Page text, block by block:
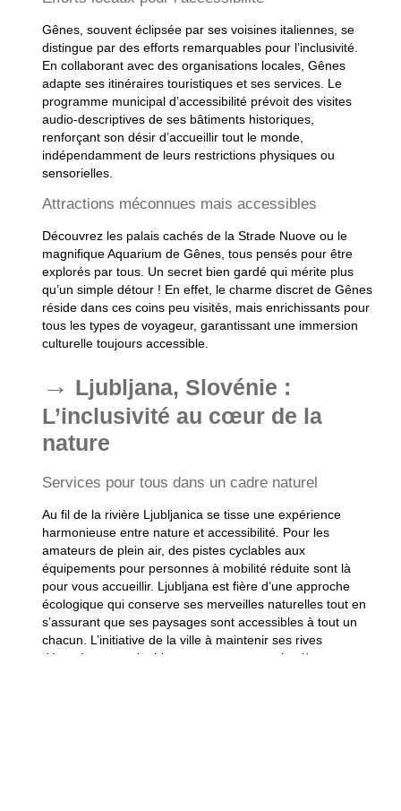
Gênes, souvent éclipsée par ses voisines italiennes, se
distingue par des efforts remarquables pour l’inclusivité.
En collaborant avec des organisations locales, Gênes
adapte ses itinéraires touristiques et ses services. Le
programme municipal d’accessibilité prévoit des visites
audio-descriptives de ses bâtiments historiques,
renforçant son désir d’accueillir tout le monde,
indépendamment de leurs restrictions physiques ou
sensorielles.
Attractions méconnues mais accessibles
Découvrez les palais cachés de la Strade Nuove ou le
magnifique Aquarium de Gênes, tous pensés pour être
explorés par tous. Un secret bien gardé qui mérite plus
qu’un simple détour ! En effet, le charme discret de Gênes
réside dans ces coins peu visités, mais enrichissants pour
tous les types de voyageur, garantissant une immersion
culturelle toujours accessible.
Ljubljana, Slovénie :
L’inclusivité au cœur de la
nature
Services pour tous dans un cadre naturel
Au fil de la rivière Ljubljanica se tisse une expérience
harmonieuse entre nature et accessibilité. Pour les
amateurs de plein air, des pistes cyclables aux
équipements pour personnes à mobilité réduite sont là
pour vous accueillir. Ljubljana est fière d’une approche
écologique qui conserve ses merveilles naturelles tout en
s’assurant que ses paysages sont accessibles à tout un
chacun. L’initiative de la ville à maintenir ses rives
dégagées et navigables pour tous met en lumière son